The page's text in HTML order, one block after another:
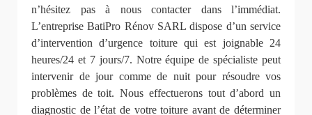
n’hésitez pas à nous contacter dans l’immédiat.
L’entreprise BatiPro Rénov SARL dispose d’un service
d’intervention d’urgence toiture qui est joignable 24
heures/24 et 7 jours/7. Notre équipe de spécialiste peut
intervenir de jour comme de nuit pour résoudre vos
problèmes de toit. Nous effectuerons tout d’abord un
diagnostic de l’état de votre toiture avant de déterminer